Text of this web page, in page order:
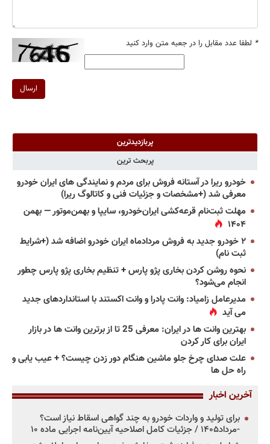
* لطفا عدد مقابل را در جعبه متن وارد کنید
ارسال
پربازدیدترین
پربحث ترین
خودرو ریرا در آستانه فروش برای مردم و نمایندگی های ایران خودرو
معرفی شد (+مشخصات و جزئیات فنی و کاتالوگ ریرا)
مهلت ثبت‌نام قرعه‌کشی ایران‌خودرو، سایپا و بهمن‌موتور — بهمن
۱۴۰۴
۲ خودرو جدید به فروش مردادماه ایران خودرو اضافه شد (+شرایط
ثبت نام)
نحوه روشن کردن بخاری پژو پارس + تنظیم بخاری پژو پارس چطور
انجام می‌شود؟
مدیرعامل زامیاد: وانت پادرا و وانت اکستند با استانداردهای جدید
می آید
بهترین وانت ها در ایران: معرفی 25 تا از برترین وانت ها در بازار
ایران برای کار کردن
علت صدای چرخ جلو ماشین هنگام دور زدن چیست؟ + عیب یابی و
راه حل ها
آخرین اخبار
برای تولید و واردات خودرو به چند گواهی اسقاط نیاز است؟
-مرداد۱۴۰۵ / جزئیات کامل اصلاحیه آیین‌نامه اجرایی ماده ۱۰